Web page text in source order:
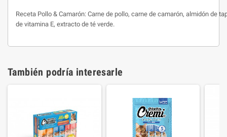
Receta Pollo & Camarón: Carne de pollo, carne de camarón, almidón de
de vitamina E, extracto de té verde.
También podría interesarle